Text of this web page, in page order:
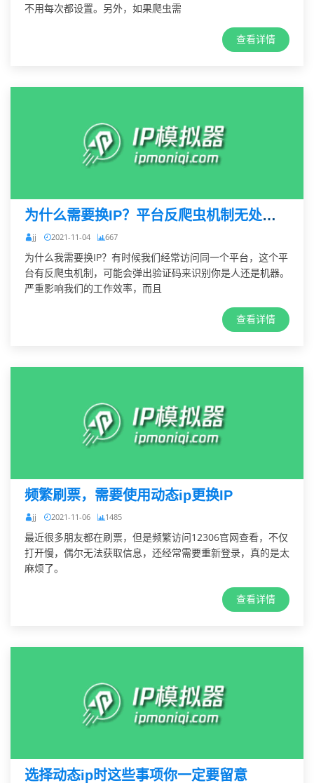
不用每次都设置。另外，如果爬虫需
查看详情
为什么需要换IP？平台反爬虫机制无处不在
jj 2021-11-04 667
为什么我需要换IP？有时候我们经常访问同一个平台，这个平
台有反爬虫机制，可能会弹出验证码来识别你是人还是机器。
严重影响我们的工作效率，而且
查看详情
频繁刷票，需要使用动态ip更换IP
jj 2021-11-06 1485
最近很多朋友都在刷票，但是频繁访问12306官网查看，不仅
打开慢，偶尔无法获取信息，还经常需要重新登录，真的是太
麻烦了。
查看详情
选择动态ip时这些事项你一定要留意